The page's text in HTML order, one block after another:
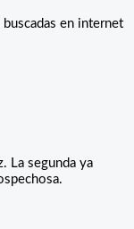
en internet
La segunda ya